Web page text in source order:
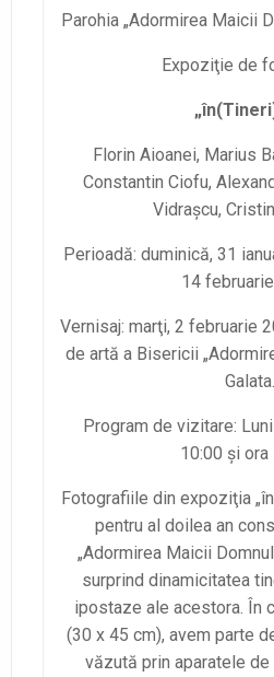
Parohia „Adormirea Maicii
Expoziţie de
Florin Aioanei, Marius
Constantin Ciofu,
Vidraşcu,
Perioadă: duminică, 31
14
Vernisaj: marţi, 2 februarie
de artă a Bisericii
Galata.
Program de vizitare:
10:00 şi ora
Fotografiile din expoziţia
pentru al doilea an
„Adormirea Maicii
surprind dinamicitatea
ipostaze ale acestora. În
(30 x 45 cm), avem parte
văzută prin aparatele